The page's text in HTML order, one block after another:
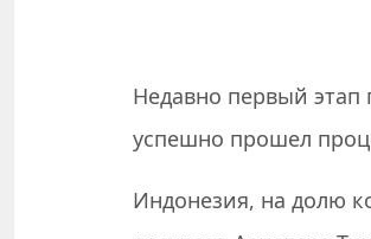
Недавно первый этап
успешно прошел
Индонезия, на долю